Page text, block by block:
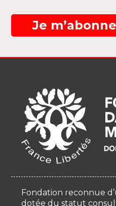
Je
Fondation reconnue
dotée du statut